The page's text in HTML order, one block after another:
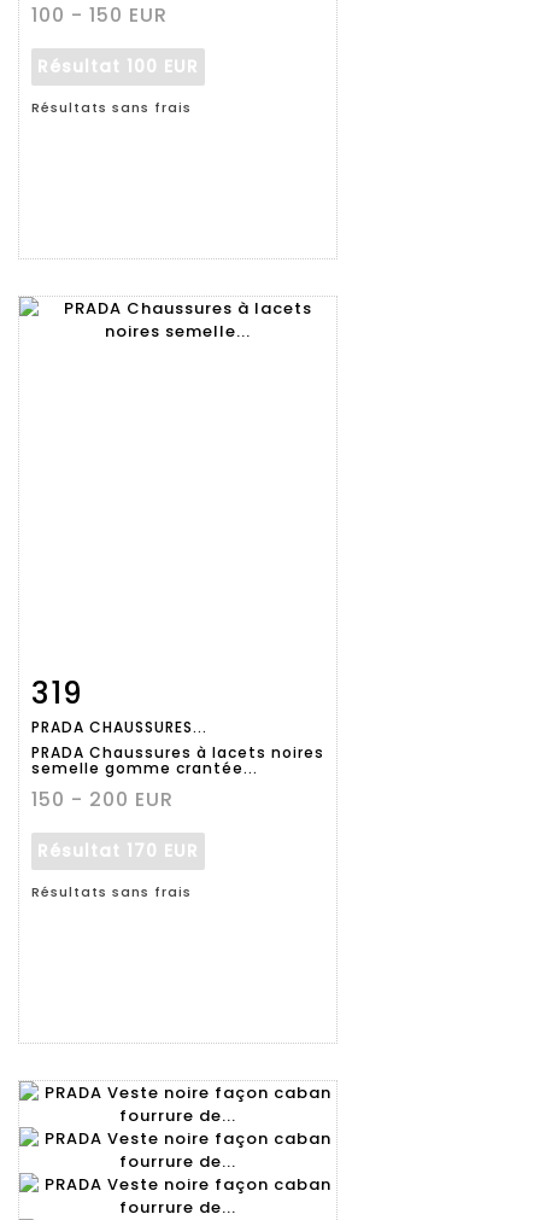
100 - 150 EUR
Résultat 100 EUR
Résultats sans frais
détaillée
319
PRADA CHAUSSURES...
PRADA Chaussures à lacets noires
semelle gomme crantée...
150 - 200 EUR
Résultat 170 EUR
Résultats sans frais